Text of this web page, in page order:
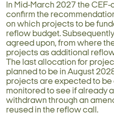
In Mid-March 2027 the
confirm the
on which projects to be
reflow budget.
agreed upon, from where
projects as additional
The last allocation for
planned to be in August
projects are expected to
monitored to see if already
withdrawn through an
reused in the reflow call.